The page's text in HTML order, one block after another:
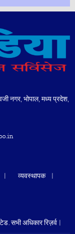
नगर, भोपाल, मध्य प्रदेश,
व्यवस्थापक
सभी अधिकार रिज़र्व |